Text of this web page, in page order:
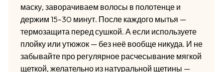
маску, заворачиваем волосы в полотенце и
держим 15–30 минут. После каждого мытья —
термозащита перед сушкой. А если используете
плойку или утюжок — без неё вообще никуда. И не
забывайте про регулярное расчесывание мягкой
щеткой, желательно из натуральной щетины —